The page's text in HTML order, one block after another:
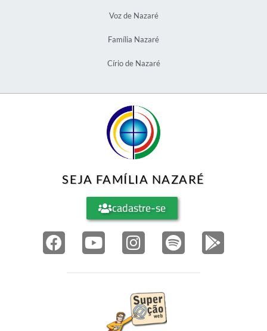
Voz de Nazaré
Família Nazaré
Círio de Nazaré
SEJA FAMÍLIA NAZARÉ
cadastre-se